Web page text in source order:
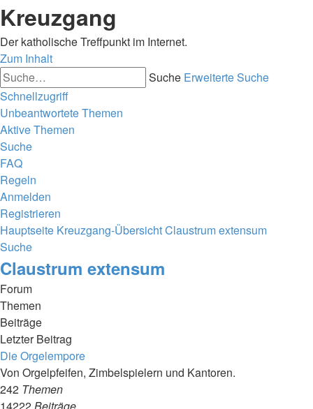
Kreuzgang
Der katholische Treffpunkt im Internet.
Zum Inhalt
Suche Erweiterte Suche
Schnellzugriff
Unbeantwortete Themen
Aktive Themen
Suche
FAQ
Regeln
Anmelden
Registrieren
Hauptseite Kreuzgang-ÜbersichtClaustrum extensum
Suche
Claustrum extensum
Forum
Themen
Beiträge
Letzter Beitrag
Die Orgelempore
Von Orgelpfeifen, Zimbelspielern und Kantoren.
242 Themen